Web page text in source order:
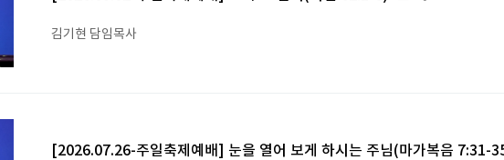
김기현 담임목사
[2026.07.26-주일축제예배] 눈을 열어 보게 하시는 주님(마가복음 7:31-